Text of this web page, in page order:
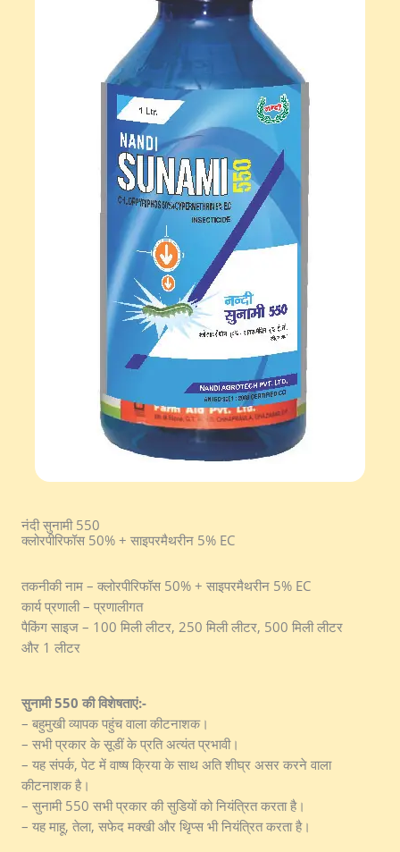
नंदी सुनामी 550
क्लोरपीरिफॉस 50% + साइपरमैथरीन 5% EC
तकनीकी नाम – क्लोरपीरिफॉस 50% + साइपरमैथरीन 5% EC
कार्य प्रणाली – प्रणालीगत
पैकिंग साइज – 100 मिली लीटर, 250 मिली लीटर, 500 मिली लीटर
और 1 लीटर
सुनामी 550 की विशेषताएं:-
– बहुमुखी व्यापक पहुंच वाला कीटनाशक।
– सभी प्रकार के सूडीं के प्रति अत्यंत प्रभावी।
– यह संपर्क, पेट में वाष्ष क्रिया के साथ अति शीघ्र असर करने वाला
कीटनाशक है।
– सुनामी 550 सभी प्रकार की सुडियों को नियंत्रित करता है।
– यह माहू, तेला, सफेद मक्खी और थिृप्स भी नियंत्रित करता है।